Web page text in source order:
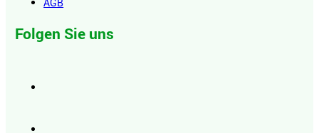
Folgen Sie uns